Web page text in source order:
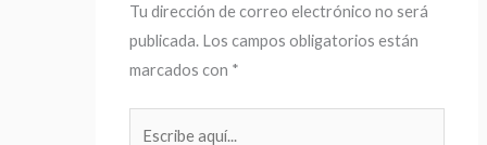
Tu dirección de correo electrónico no será
publicada. Los campos obligatorios están
marcados con *